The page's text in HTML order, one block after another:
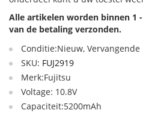
Alle artikelen worden binnen 1
van de betaling verzonden.
Conditie:Nieuw, Vervangende
SKU: FUJ2919
Merk:Fujitsu
Voltage: 10.8V
Capaciteit:5200mAh